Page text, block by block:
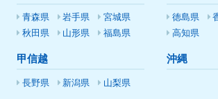
青森県 岩手県
宮城県
秋田県
山形県 福島県
甲信越
長野県 新潟県 山梨県
徳島県
高知県
沖縄